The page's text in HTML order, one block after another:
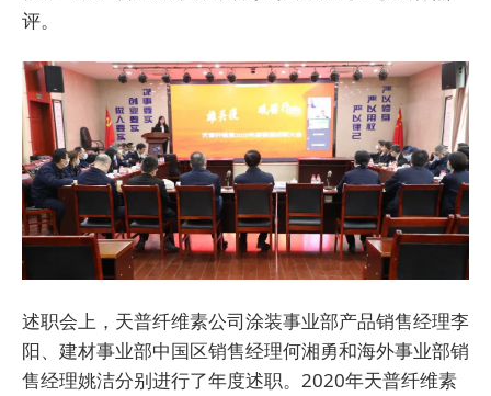
评。
述职会上，天普纤维素公司涂装事业部产品销售经理李
阳、建材事业部中国区销售经理何湘勇和海外事业部销
售经理姚洁分别进行了年度述职。2020年天普纤维素